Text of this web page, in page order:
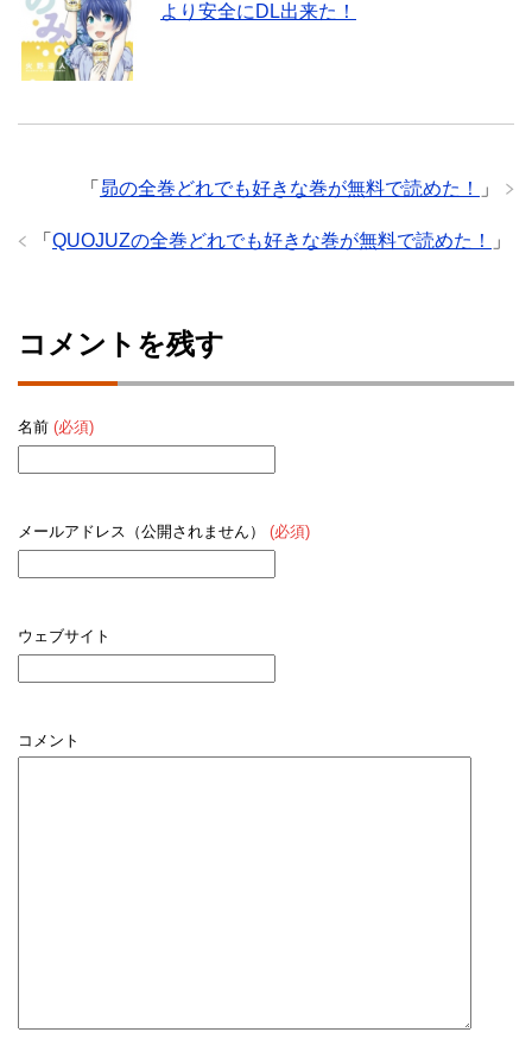
より安全にDL出来た！
「 昴の全巻どれでも好きな巻が無料で読めた！ 」
「 QUOJUZの全巻どれでも好きな巻が無料で読めた！ 」
コメントを残す
名前 (必須)
メールアドレス（公開されません） (必須)
ウェブサイト
コメント